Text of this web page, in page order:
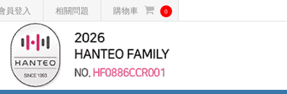
員登入 相關問題 購物車 0